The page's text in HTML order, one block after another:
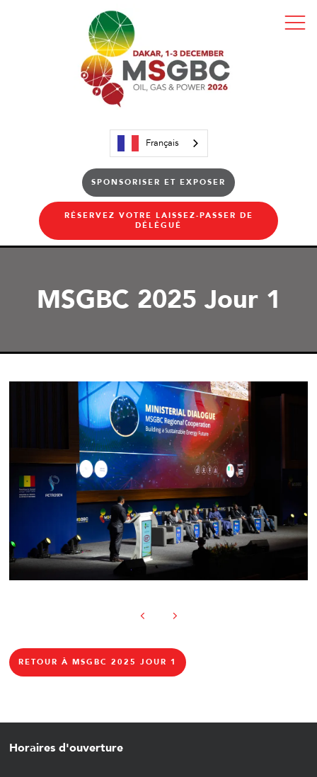
Français
SPONSORISER ET EXPOSER
RÉSERVEZ VOTRE LAISSEZ-PASSER DE
DÉLÉGUÉ
MSGBC 2025 Jour 1
RETOUR À MSGBC 2025 JOUR 1
Horaires d'ouverture